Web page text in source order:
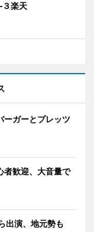
楽天
ガーとプレッツ
歓迎、大音量で
出演、地元勢も